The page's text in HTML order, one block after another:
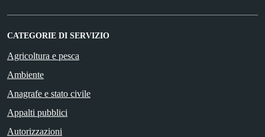
CATEGORIE DI SERVIZIO
Agricoltura e pesca
Ambiente
Anagrafe e stato civile
Appalti pubblici
Autorizzazioni